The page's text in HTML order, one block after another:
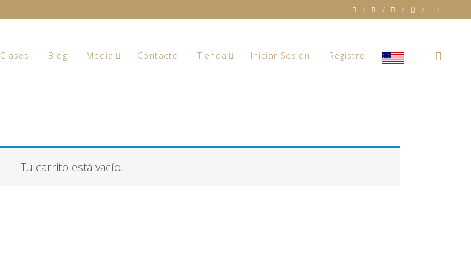
Clases Blog Media Contacto Tienda Iniciar Sesión Registro
0
Tu carrito está vacío.